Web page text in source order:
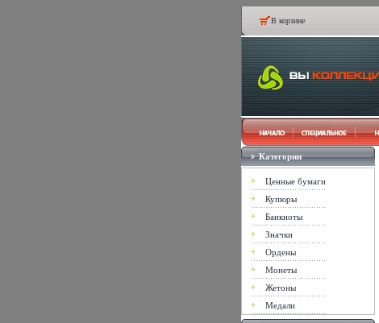
В корзине
Категории
Ценные бумаги
Купюры
Банкноты
Значки
Ордены
Монеты
Жетоны
Медали